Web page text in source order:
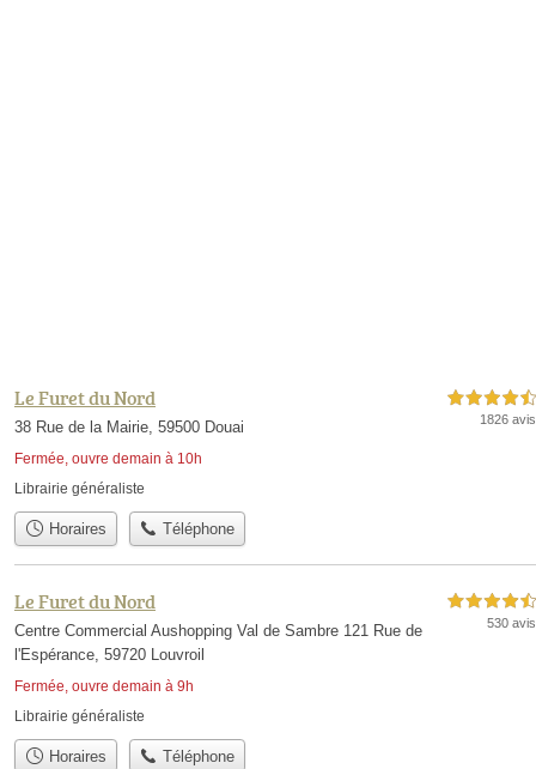
Le Furet du Nord
38 Rue de la Mairie, 59500 Douai
Fermée, ouvre demain à 10h
4,5 étoiles sur 5
1826 avis
Librairie généraliste
Horaires Téléphone
Le Furet du Nord
Centre Commercial Aushopping Val de Sambre 121 Rue de
l'Espérance, 59720 Louvroil
Fermée, ouvre demain à 9h
4,5 étoiles sur 5
530 avis
Librairie généraliste
Horaires Téléphone